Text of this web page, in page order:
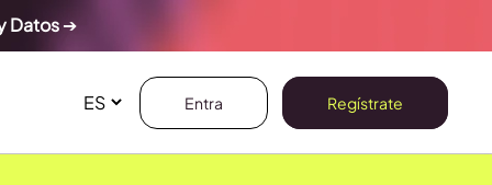
Datos➔
Entra Regístrate